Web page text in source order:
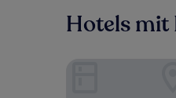
Hotels mit